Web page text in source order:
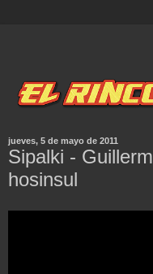
jueves, 5 de mayo de 2011
Sipalki -
hosinsul